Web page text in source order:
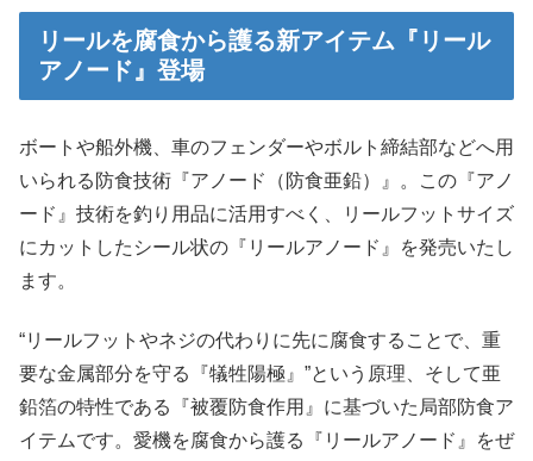
リールを腐食から護る新アイテム『リール
アノード』登場
ボートや船外機、車のフェンダーやボルト締結部などへ用
いられる防食技術『アノード（防食亜鉛）』。この『アノ
ード』技術を釣り用品に活用すべく、リールフットサイズ
にカットしたシール状の『リールアノード』を発売いたし
ます。
“リールフットやネジの代わりに先に腐食することで、重
要な金属部分を守る『犠牲陽極』”という原理、そして亜
鉛箔の特性である『被覆防食作用』に基づいた局部防食ア
イテムです。愛機を腐食から護る『リールアノード』をぜ